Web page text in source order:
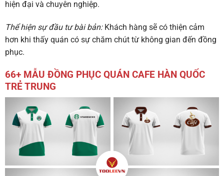
hiện đại và chuyên nghiệp.
Thể hiện sự đầu tư bài bản:Khách hàng sẽ có thiện cảm
hơn khi thấy quán có sự chăm chút từ không gian đến đồng
phục.
66+ MẪU ĐỒNG PHỤC QUÁN CAFE HÀN QUỐC
TRẺ TRUNG